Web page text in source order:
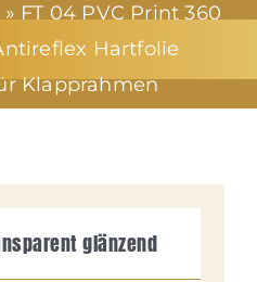
» FT 04 PVC Print 360
Hartfolie
Klapprahmen
glänzend